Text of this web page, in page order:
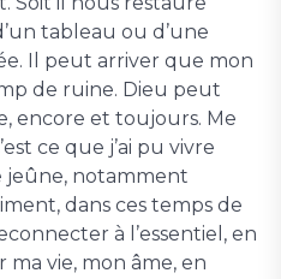
tableau ou d’une
Il peut arriver que mon
de ruine. Dieu peut
encore et toujours. Me
ce que j’ai pu vivre
jeûne, notamment
dans ces temps de
à l’essentiel, en
ma vie, mon âme, en